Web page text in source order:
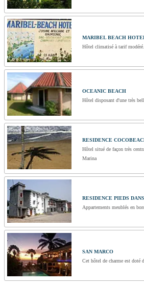
MARIBEL BEACH
Hôtel climatisé à tarif
OCEANIC BEACH
Hôtel disposant d'une très
RESIDENCE
Hôtel situé de façon très
Marina
RESIDENCE PIEDS
Appartements meublés en
SAN MARCO
Cet hôtel de charme est doté